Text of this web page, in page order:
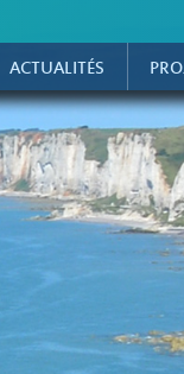
ACTUALITÉS